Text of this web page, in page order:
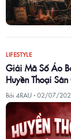
LIFESTYLE
Giải Mã Số Áo
Huyền Thoại Sân
Bởi 4RAU · 02/07/